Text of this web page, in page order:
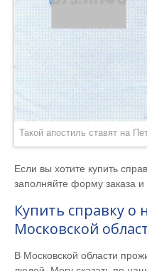
Такой апостиль ставят на
Если вы хотите купить
заполняйте форму заказа
Купить справку о
Московской
В Московской области